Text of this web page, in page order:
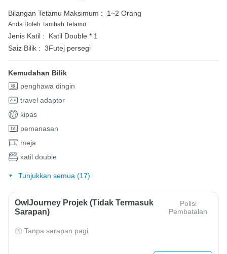
Bilangan Tetamu Maksimum : 1~2 Orang
Anda Boleh Tambah Tetamu
Jenis Katil :
Katil Double * 1
Saiz Bilik : 3Futej persegi
Kemudahan Bilik
penghawa dingin
travel adaptor
kipas
pemanasan
meja
katil double
Tunjukkan semua (17)
OwlJourney Projek (Tidak Termasuk
Sarapan)
Polisi
Pembatalan
Tanpa sarapan pagi